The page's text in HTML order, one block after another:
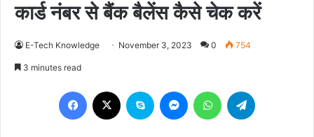
कार्ड नंबर से बैंक बैलेंस कैसे चेक करें
E-Tech Knowledge November 3, 2023 0 754
3 minutes read
Facebook Skype MessengerWhatsApp